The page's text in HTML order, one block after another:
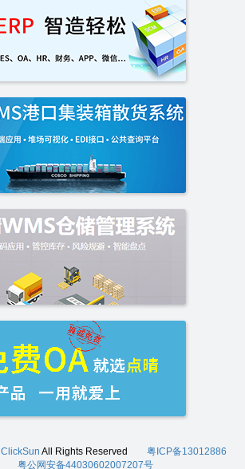
ClickSun All Rights Reserved 粤ICP备13012886
粤公网安备44030602007207号